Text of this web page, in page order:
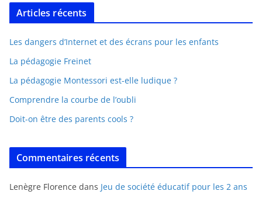
Articles récents
Les dangers d’Internet et des écrans pour les enfants
La pédagogie Freinet
La pédagogie Montessori est-elle ludique ?
Comprendre la courbe de l’oubli
Doit-on être des parents cools ?
Commentaires récents
Lenègre Florence dans Jeu de société éducatif pour les 2 ans